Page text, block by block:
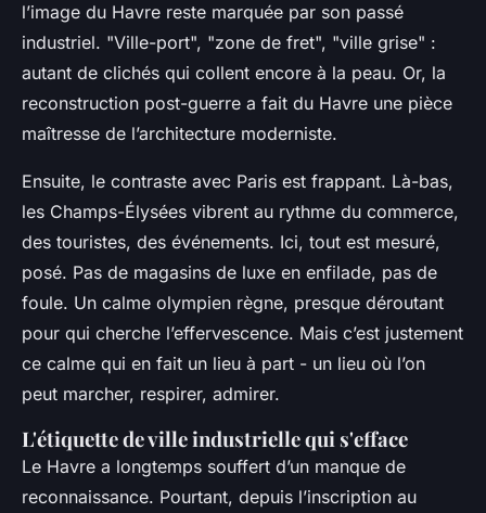
l’image du Havre reste marquée par son passé
industriel. "Ville-port", "zone de fret", "ville grise" :
autant de clichés qui collent encore à la peau. Or, la
reconstruction post-guerre a fait du Havre une pièce
maîtresse de l’architecture moderniste.
Ensuite, le contraste avec Paris est frappant. Là-bas,
les Champs-Élysées vibrent au rythme du commerce,
des touristes, des événements. Ici, tout est mesuré,
posé. Pas de magasins de luxe en enfilade, pas de
foule. Un calme olympien règne, presque déroutant
pour qui cherche l’effervescence. Mais c’est justement
ce calme qui en fait un lieu à part - un lieu où l’on
peut marcher, respirer, admirer.
L'étiquette de ville industrielle qui s'efface
Le Havre a longtemps souffert d’un manque de
reconnaissance. Pourtant, depuis l’inscription au